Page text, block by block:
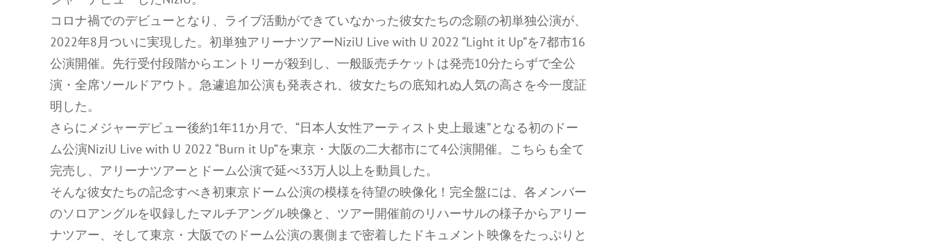
コロナ禍でのデビューとなり、ライブ活動ができていなかった彼女たちの念願の初単独公演が、
2022年8月ついに実現した。初単独アリーナツアーNiziU Live with U 2022 “Light it Up”を7都市16
公演開催。先行受付段階からエントリーが殺到し、一般販売チケットは発売10分たらずで全公
演・全席ソールドアウト。急遽追加公演も発表され、彼女たちの底知れぬ人気の高さを今一度証
明した。
さらにメジャーデビュー後約1年11か月で、“日本人女性アーティスト史上最速”となる初のドー
ム公演NiziU Live with U 2022 “Burn it Up”を東京・大阪の二大都市にて4公演開催。こちらも全て
完売し、アリーナツアーとドーム公演で延べ33万人以上を動員した。
そんな彼女たちの記念すべき初東京ドーム公演の模様を待望の映像化！完全盤には、各メンバー
のソロアングルを収録したマルチアングル映像と、ツアー開催前のリハーサルの様子からアリー
ナツアー、そして東京・大阪でのドーム公演の裏側まで密着したドキュメント映像をたっぷりと